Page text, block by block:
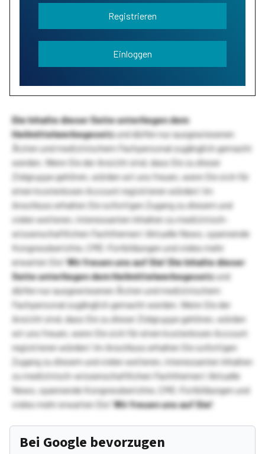
Registrieren
Einloggen
Die Inhalte dieser Seite unterliegen dem
Heilmittelwerbegesetzund dürfen nur ausgewiesenen
Ärzten und medizinischem Fachpersonal zugänglich gemacht
werden. Wenn Sie der Ansicht sind, dass Sie zu dieser
Zielgruppe gehören, würden wir uns freuen, wenn Sie sich für
einen kostenlosen Account registrieren würden! Im
Anschluss erhalten Sie sofortigen Zugang zu diesem und
vielen weiteren, interessanten Inhalten zu medizinisch-
wissenschaftlichen Fachthemen! Aktuelle News, spannende
Kongressberichte, CME-Fortbildungen und vieles mehr
erwarten Sie!Wir freuen uns auf Sie!Die Inhalte dieser
Seite unterliegen dem Heilmittelwerbegesetzund
dürfen nur ausgewiesenen Ärzten und medizinischem
Fachpersonal zugänglich gemacht werden. Wenn Sie der
Ansicht sind, dass Sie zu dieser Zielgruppe gehören, würden
wir uns freuen, wenn Sie sich für einen kostenlosen Account
registrieren würden! Im Anschluss erhalten Sie sofortigen
Zugang zu diesem und vielen weiteren, interessanten Inhalten
zu medizinisch-wissenschaftlichen Fachthemen! Aktuelle
News, spannende Kongressberichte, CME-Fortbildungen und
vieles mehr erwarten Sie!Wir freuen uns auf Sie!
Bei Google bevorzugen